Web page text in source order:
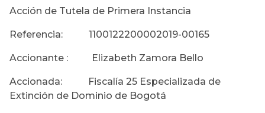
Acción de Tutela de Primera Instancia
Referencia: 1100122200002019-00165
Accionante : Elizabeth Zamora Bello
Accionada: Fiscalía 25 Especializada de
Extinción de Dominio de Bogotá